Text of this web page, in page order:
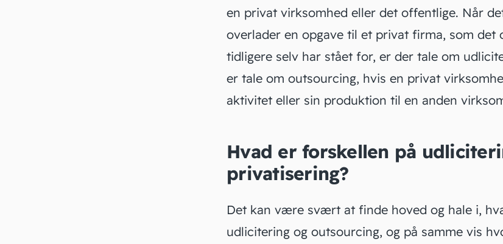
en privat virksomhed eller det offentlige. Når
overlader en opgave til et privat firma, som det
tidligere selv har stået for, er der tale om
er tale om outsourcing, hvis en privat
aktivitet eller sin produktion til en anden
Hvad er forskellen på
privatisering?
Det kan være svært at finde hoved og hale i,
udlicitering og outsourcing, og på samme vis